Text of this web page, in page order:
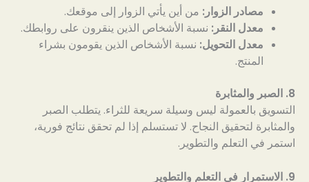
مصادر الزوار: من أين يأتي الزوار إلى موقعك.
معدل النقر: نسبة الأشخاص الذين ينقرون على روابطك.
معدل التحويل: نسبة الأشخاص الذين يقومون بشراء
المنتج.
8. الصبر والمثابرة
التسويق بالعمولة ليس وسيلة سريعة للثراء. يتطلب الصبر
والمثابرة لتحقيق النجاح. لا تستسلم إذا لم تحقق نتائج فورية،
استمر في التعلم والتطوير.
9. الاستمرار في التعلم والتطوير